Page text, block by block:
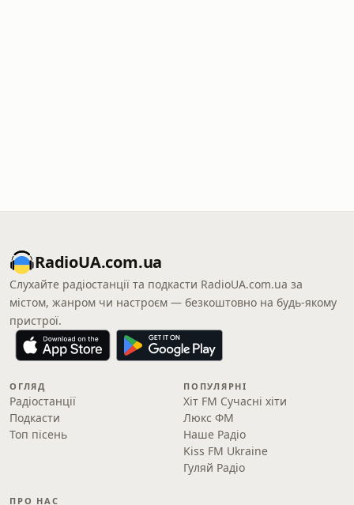
RadioUA.com.ua
Слухайте радіостанції та подкасти RadioUA.com.ua за
містом, жанром чи настроєм — безкоштовно на будь-якому
пристрої.
ОГЛЯД
Радіостанції
Подкасти
Топ пісень
ПОПУЛЯРНІ
Хіт FM Сучасні хіти
Люкс ФМ
Наше Радіо
Kiss FM Ukraine
Гуляй Радіо
ПРО НАС